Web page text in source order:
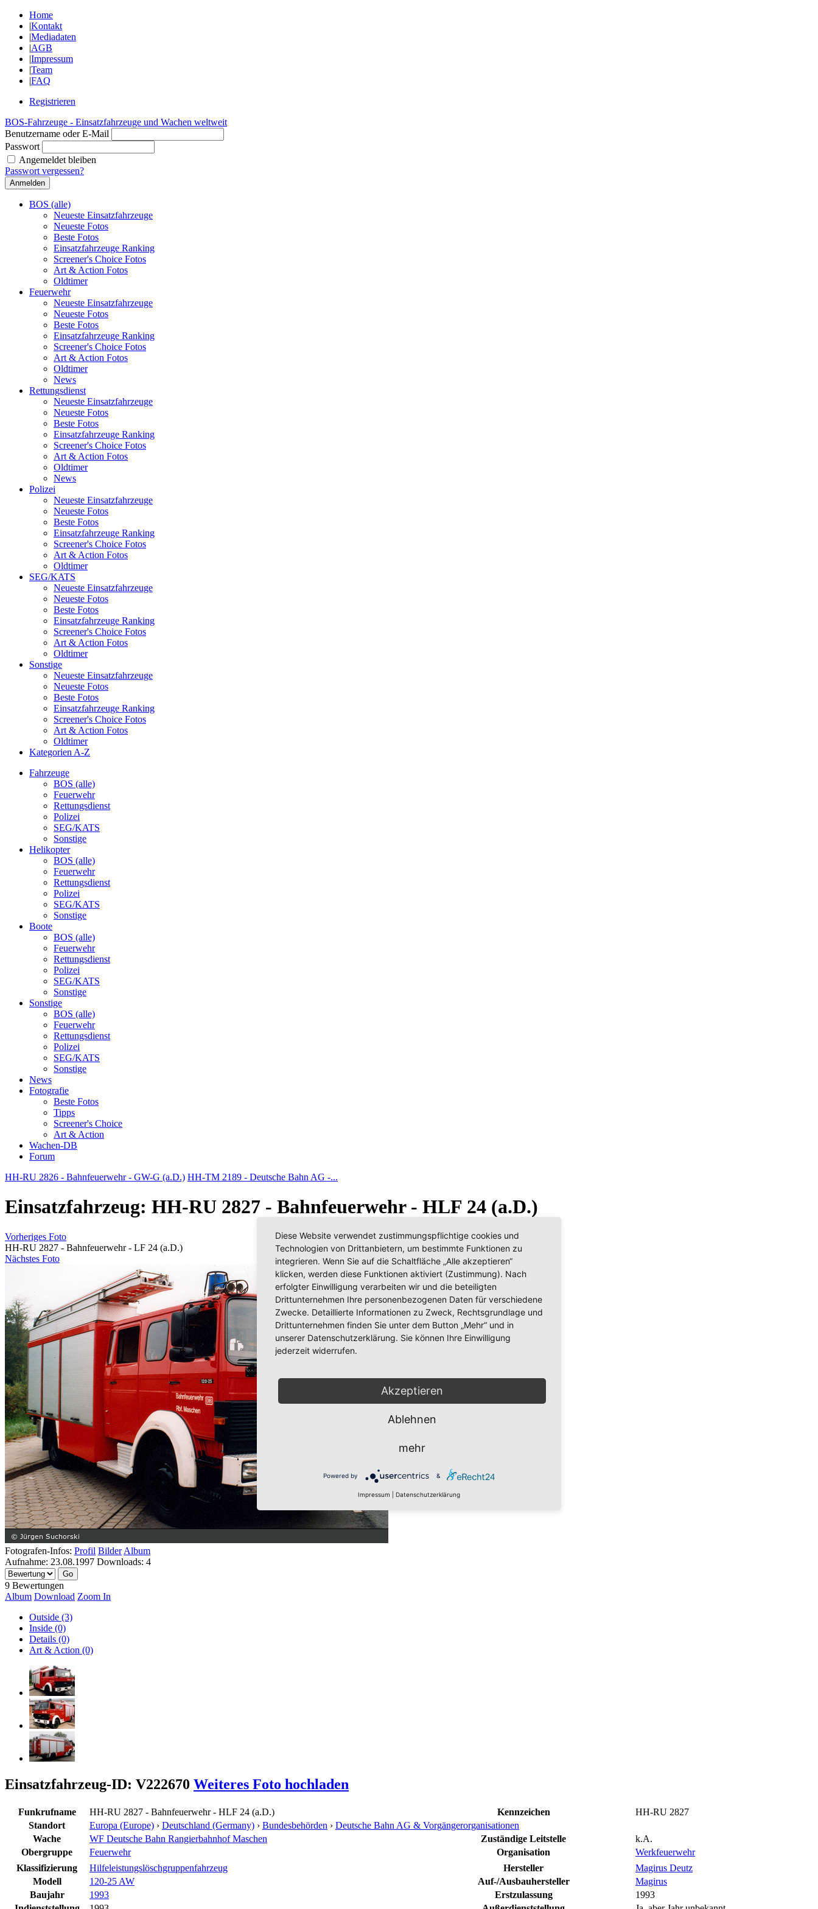
Home
|Kontakt
|Mediadaten
|AGB
|Impressum
|Team
|FAQ
Registrieren
BOS-Fahrzeuge - Einsatzfahrzeuge und Wachen weltweit
Benutzername oder E-Mail
Passwort
Angemeldet bleiben
Passwort vergessen?
BOS (alle)
Neueste Einsatzfahrzeuge
Neueste Fotos
Beste Fotos
Einsatzfahrzeuge Ranking
Screener's Choice Fotos
Art & Action Fotos
Oldtimer
Feuerwehr
Neueste Einsatzfahrzeuge
Neueste Fotos
Beste Fotos
Einsatzfahrzeuge Ranking
Screener's Choice Fotos
Art & Action Fotos
Oldtimer
News
Rettungsdienst
Neueste Einsatzfahrzeuge
Neueste Fotos
Beste Fotos
Einsatzfahrzeuge Ranking
Screener's Choice Fotos
Art & Action Fotos
Oldtimer
News
Polizei
Neueste Einsatzfahrzeuge
Neueste Fotos
Beste Fotos
Einsatzfahrzeuge Ranking
Screener's Choice Fotos
Art & Action Fotos
Oldtimer
SEG/KATS
Neueste Einsatzfahrzeuge
Neueste Fotos
Beste Fotos
Einsatzfahrzeuge Ranking
Screener's Choice Fotos
Art & Action Fotos
Oldtimer
Sonstige
Neueste Einsatzfahrzeuge
Neueste Fotos
Beste Fotos
Einsatzfahrzeuge Ranking
Screener's Choice Fotos
Art & Action Fotos
Oldtimer
Kategorien A-Z
Fahrzeuge
BOS (alle)
Feuerwehr
Rettungsdienst
Polizei
SEG/KATS
Sonstige
Helikopter
BOS (alle)
Feuerwehr
Rettungsdienst
Polizei
SEG/KATS
Sonstige
Boote
BOS (alle)
Feuerwehr
Rettungsdienst
Polizei
SEG/KATS
Sonstige
Sonstige
BOS (alle)
Feuerwehr
Rettungsdienst
Polizei
SEG/KATS
Sonstige
News
Fotografie
Beste Fotos
Tipps
Screener's Choice
Art & Action
Wachen-DB
Forum
HH-RU 2826 - Bahnfeuerwehr - GW-G (a.D.) HH-TM 2189 - Deutsche Bahn AG -...
Einsatzfahrzeug: HH-RU 2827 - Bahnfeuerwehr - HLF 24 (a.D.)
Vorheriges Foto
HH-RU 2827 - Bahnfeuerwehr - LF 24 (a.D.)
Nächstes Foto
Fotografen-Infos: Profil Bilder Album
Aufnahme: 23.08.1997 Downloads: 4
9 Bewertungen
Album Download Zoom In
Outside (3)
Inside (0)
Details (0)
Art & Action (0)
Einsatzfahrzeug-ID: V222670 Weiteres Foto hochladen
Funkrufname HH-RU 2827 - Bahnfeuerwehr - HLF 24 (a.D.) Kennzeichen
HH-RU 2827
Standort
Europa (Europe) › Deutschland (Germany) › Bundesbehörden › Deutsche Bahn AG & Vorgängerorganisationen
Wache
WF Deutsche Bahn Rangierbahnhof Maschen Zuständige Leitstelle
k.A.
Obergruppe
Feuerwehr Organisation
Werkfeuerwehr
Klassifizierung
Hilfeleistungslöschgruppenfahrzeug Hersteller
Magirus Deutz
Modell
120-25 AW Auf-/Ausbauhersteller
Magirus
Baujahr
1993 Erstzulassung
1993
Diese Website verwendet zustimmungspflichtige cookies und
Technologien von Drittanbietern, um bestimmte Funktionen zu
integrieren. Wenn Sie auf die Schaltfläche „Alle akzeptieren“
klicken, werden diese Funktionen aktiviert (Zustimmung). Nach
erfolgter Einwilligung verarbeiten wir und die beteiligten
Drittunternehmen Ihre personenbezogenen Daten für verschiedene
Zwecke. Detaillierte Informationen zu Zweck, Rechtsgrundlage und
Drittunternehmen finden Sie unter dem Button „Mehr“ und in
unserer Datenschutzerklärung. Sie können Ihre Einwilligung
jederzeit widerrufen.
Akzeptieren
Ablehnen
mehr
Powered by &
Impressum Datenschutzerklärung